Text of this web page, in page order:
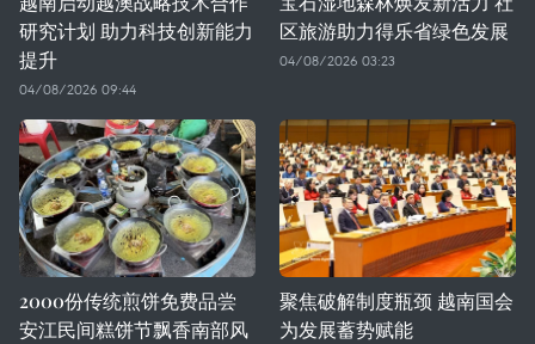
研究计划 助力科技创新能力
提升
04/08/2026 09:44
区旅游助力得乐省绿色发展
04/08/2026 03:23
2000份传统煎饼免费品尝
安江民间糕饼节飘香南部风
聚焦破解制度瓶颈 越南国会
为发展蓄势赋能